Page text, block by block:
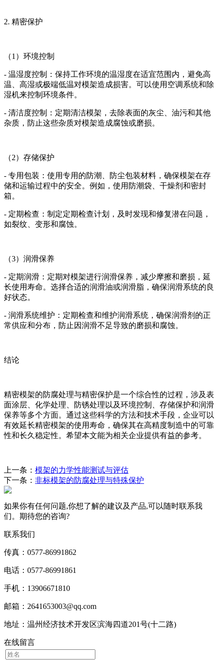
2. 精密保护
（1）环境控制
- 温湿度控制：保持工作环境的温湿度在适宜范围内，避免高
温、高湿或极端低温对模架造成损害。可以使用空调系统和除
湿机来控制环境条件。
- 清洁度控制：定期清洁模架，去除表面的灰尘、油污和其他
杂质，防止这些杂质对模架造成腐蚀或磨损。
（2）存储保护
- 专用包装：使用专用的防潮、防尘包装材料，确保模架在存
储和运输过程中的安全。例如，使用防潮袋、干燥剂和密封
箱。
- 定期检查：制定定期检查计划，及时发现和修复潜在问题，
如裂纹、变形和腐蚀。
（3）润滑保养
- 定期润滑：定期对模架进行润滑保养，减少摩擦和磨损，延
长使用寿命。选择合适的润滑油或润滑脂，确保润滑系统的良
好状态。
- 润滑系统维护：定期检查和维护润滑系统，确保润滑剂的正
常供应和分布，防止因润滑不足导致的磨损和腐蚀。
结论
精密模架的防腐处理与精密保护是一个综合性的过程，涉及表
面涂层、化学处理、防锈处理以及环境控制、存储保护和润滑
保养等多个方面。通过这些科学的方法和技术手段，企业可以
有效延长精密模架的使用寿命，确保其在高精度制造中的可靠
性和长久稳定性。希望本文能为相关企业提供有益的参考。
上一条： 模架的力学性能测试与评估
下一条： 非标模架的防腐处理与特殊保护
如果你有任何问题,你想了解的建议及产品,可以随时联系我
们。期待您的咨询?
联系我们
传真：0577-86991862
电话：0577-86991861
手机：13906671810
邮箱：2641653003@qq.com
地址：温州经济技术开发区滨海四道201号(十二路)
在线留言